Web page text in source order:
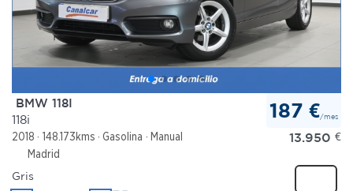
BMW 118I
118i
2018 148.173kms Gasolina
Manual
Madrid
187 €/mes
13.950 €
Gris